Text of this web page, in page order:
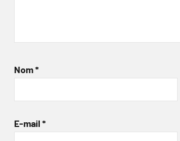
Nom*
E-mail *